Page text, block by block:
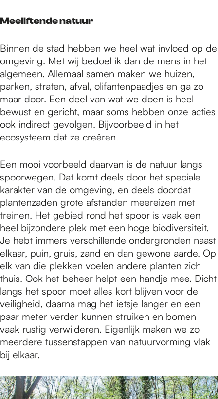
e
Meeliftende natuur
Binnen de stad hebben we heel wat invloed op de
omgeving. Met wij bedoel ik dan de mens in het
algemeen. Allemaal samen maken we huizen,
parken, straten, afval, olifantenpaadjes en ga zo
maar door. Een deel van wat we doen is heel
bewust en gericht, maar soms hebben onze acties
ook indirect gevolgen. Bijvoorbeeld in het
ecosysteem dat ze creëren.
Een mooi voorbeeld daarvan is de natuur langs
spoorwegen. Dat komt deels door het speciale
karakter van de omgeving, en deels doordat
plantenzaden grote afstanden meereizen met
treinen. Het gebied rond het spoor is vaak een
heel bijzondere plek met een hoge biodiversiteit.
Je hebt immers verschillende ondergronden naast
elkaar, puin, gruis, zand en dan gewone aarde. Op
elk van die plekken voelen andere planten zich
thuis. Ook het beheer helpt een handje mee. Dicht
langs het spoor moet alles kort blijven voor de
veiligheid, daarna mag het ietsje langer en een
paar meter verder kunnen struiken en bomen
vaak rustig verwilderen. Eigenlijk maken we zo
meerdere tussenstappen van natuurvorming vlak
bij elkaar.